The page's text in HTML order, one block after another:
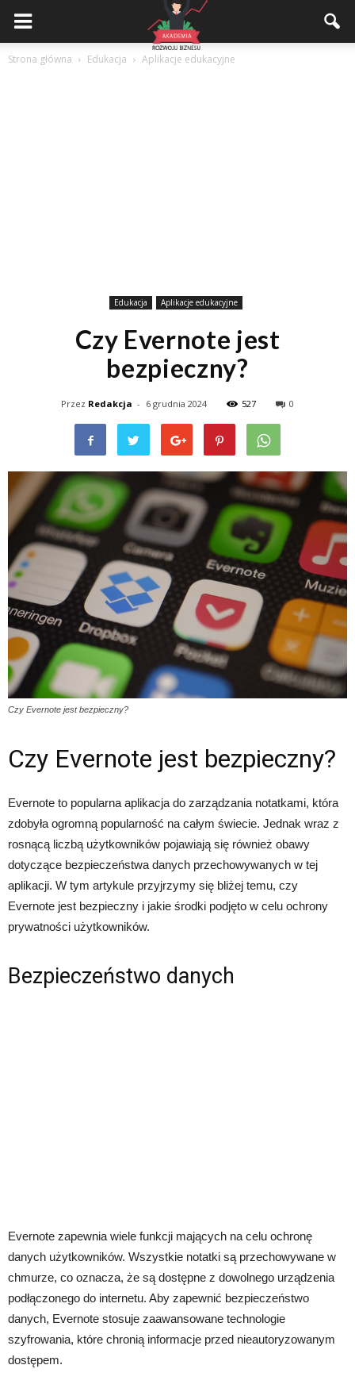
Akademiarozwojubiznesu.pl
Strona główna Edukacja Aplikacje edukacyjne
Edukacja Aplikacje edukacyjne
Czy Evernote jest
bezpieczny?
Przez Redakcja - 6 grudnia 2024 527 0
Czy Evernote jest bezpieczny?
Czy Evernote jest bezpieczny?
Evernote to popularna aplikacja do zarządzania notatkami, która
zdobyła ogromną popularność na całym świecie. Jednak wraz z
rosnącą liczbą użytkowników pojawiają się również obawy
dotyczące bezpieczeństwa danych przechowywanych w tej
aplikacji. W tym artykule przyjrzymy się bliżej temu, czy
Evernote jest bezpieczny i jakie środki podjęto w celu ochrony
prywatności użytkowników.
Bezpieczeństwo danych
Evernote zapewnia wiele funkcji mających na celu ochronę
danych użytkowników. Wszystkie notatki są przechowywane w
chmurze, co oznacza, że są dostępne z dowolnego urządzenia
podłączonego do internetu. Aby zapewnić bezpieczeństwo
danych, Evernote stosuje zaawansowane technologie
szyfrowania, które chronią informacje przed nieautoryzowanym
dostępem.